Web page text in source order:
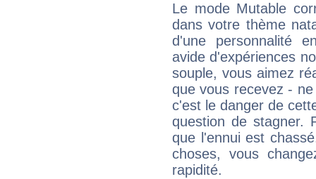
Le mode Mutable
dans votre thème
d'une personnalité
avide d'expériences
souple, vous aimez
que vous recevez -
c'est le danger de
question de stagner.
que l'ennui est
choses, vous
rapidité.